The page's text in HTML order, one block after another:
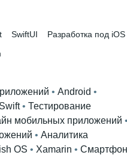
SwiftUI
Разработка под iOS
• Android
Swift • Тестирование
мобильных приложений
• Аналитика
OS • Xamarin •